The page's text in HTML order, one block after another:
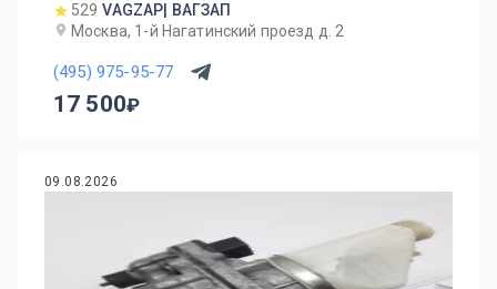
529 VAGZAP| ВАГЗАП
Москва, 1-й Нагатинский проезд д. 2
(495) 975-95-77
17 500
09.08.2026